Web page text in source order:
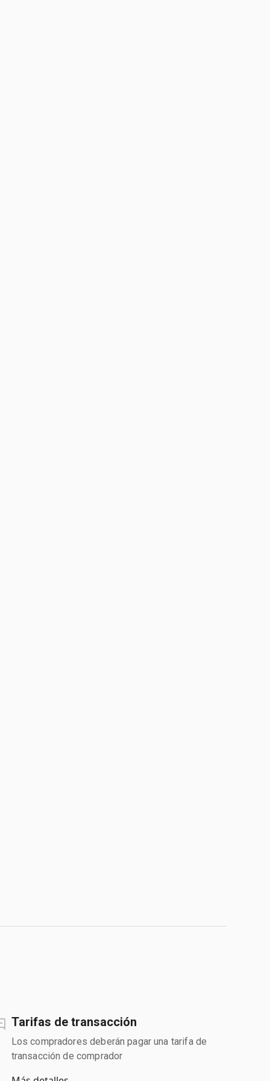
Tarifas de transacción
Los compradores deberán pagar una tarifa de
transacción de comprador